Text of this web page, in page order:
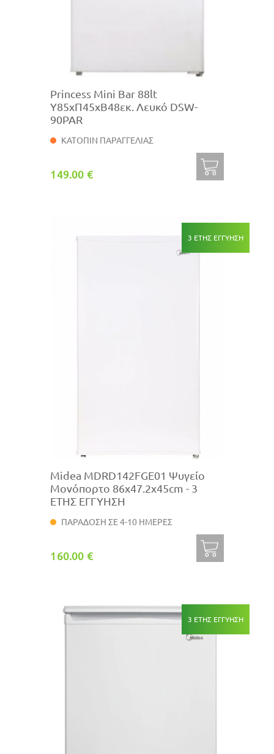
Princess Mini Bar 88lt
Υ85xΠ45xΒ48εκ. Λευκό DSW-
90PAR
ΚΑΤΟΠΙΝ ΠΑΡΑΓΓΕΛΙΑΣ
149.00 €
3 ΕΤΗΣ ΕΓΓΥΗΣΗ
Midea MDRD142FGE01 Ψυγείο
Μονόπορτο 86x47.2x45cm - 3
ΕΤΗΣ ΕΓΓΥΗΣΗ
ΠΑΡΑΔΟΣΗ ΣΕ 4-10 ΗΜΕΡΕΣ
160.00 €
3 ΕΤΗΣ ΕΓΓΥΗΣΗ